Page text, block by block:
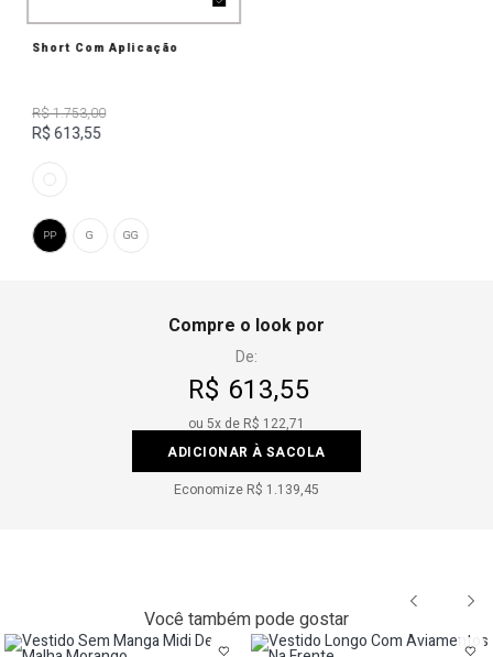
Short Com Aplicação
R$ 1.753,00
R$ 613,55
G GG
PP
Compre o look por
De:
R$ 613,55
ou 5x de R$ 122,71
ADICIONAR À SACOLA
Economize R$ 1.139,45
Você também pode gostar